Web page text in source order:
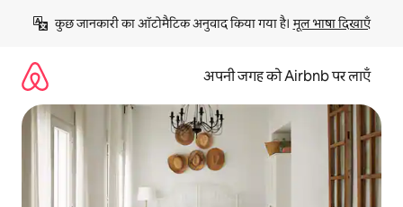
छोड़कर
कॉन्टेंट
कुछ जानकारी का ऑटोमैटिक अनुवाद किया गया है। मूल भाषा दिखाएँ
अपनी जगह को Airbnb पर लाएँ